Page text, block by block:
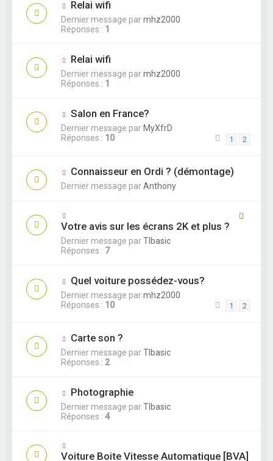
Relai wifi
Dernier message parmhz2000
Réponses : 1
Relai wifi
Dernier message parmhz2000
Réponses : 1
Salon en France?
Dernier message par MyXfrD
Réponses : 10 1 2
Connaisseur en Ordi ? (démontage)
Dernier message parAnthony
Votre avis sur les écrans 2K et plus ?
Dernier message parTIbasic
Réponses : 7
Quel voiture possédez-vous?
Dernier message parmhz2000
Réponses : 10 1 2
Carte son ?
Dernier message parTIbasic
Réponses : 2
Photographie
Dernier message parTIbasic
Réponses : 4
Voiture Boite Vitesse Automatique [BVA]